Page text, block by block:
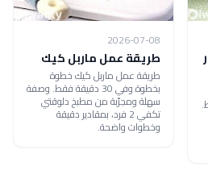
2026-07-08
طريقة عمل ماربل كيك
طريقة عمل ماربل كيك خطوة
بخطوة وفي 30 دقيقة فقط. وصفة
سهلة ومجرّبة من مطبخ دلوقتي
تكفي 2 فرد، بمقادير دقيقة
وخطوات واضحة.